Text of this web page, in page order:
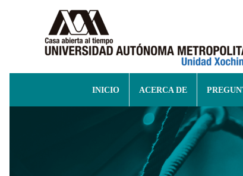
INICIO ACERCA DE